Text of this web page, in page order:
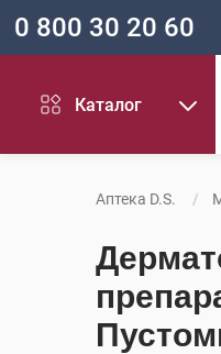
0 800 30 20 60
Каталог
Аптека D.S.